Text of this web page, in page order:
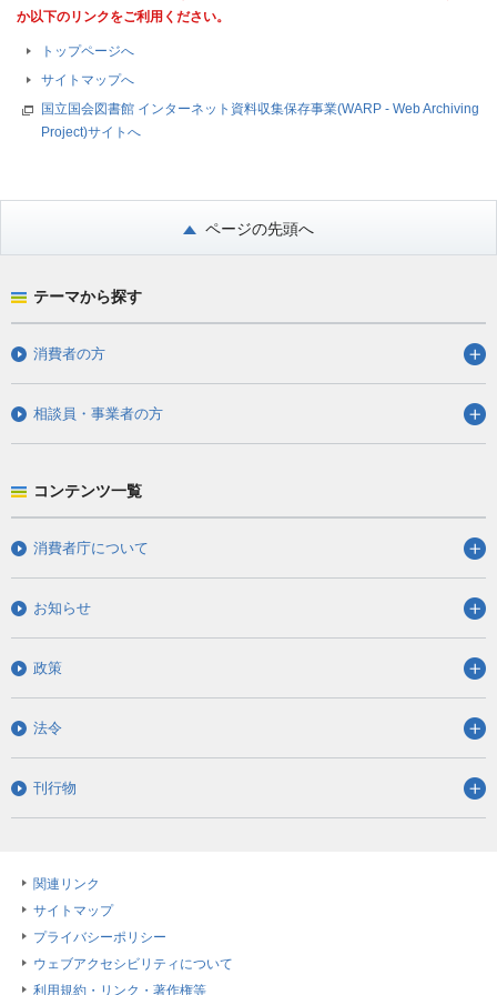
か以下のリンクをご利用ください。
トップページへ
サイトマップへ
国立国会図書館 インターネット資料収集保存事業(WARP - Web Archiving
Project)サイトへ
ページの先頭へ
テーマから探す
消費者の方
相談員・事業者の方
コンテンツ一覧
消費者庁について
お知らせ
政策
法令
刊行物
関連リンク
サイトマップ
プライバシーポリシー
ウェブアクセシビリティについて
利用規約・リンク・著作権等